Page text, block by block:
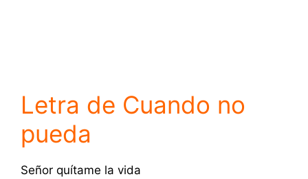
Letra de Cuando no
pueda
Señor quítame la vida